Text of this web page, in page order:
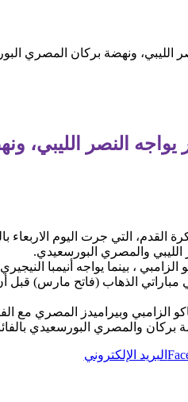
الليبي، ونهضة بركان المصري
النصر الليبي،
القدم، التي جرت اليوم الاربعاء
والمصري البورسعيدي.
، بينما يواجه أنيمبا
الذهاب (فاتح مارس) قبل
الزامبي وبيراميدز المصري مع
بركان والمصري البورسعيدي
البريد الإلكتروني